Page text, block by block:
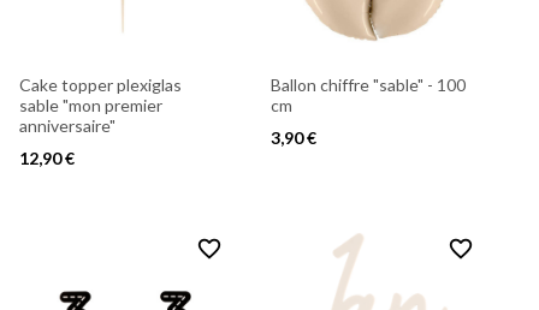
Cake topper plexiglas
sable "mon premier
anniversaire"
12,90 €
Ballon chiffre "sable" - 100
cm
3,90 €
favorite_border favorite_border